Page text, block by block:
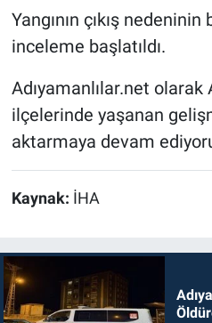
Yangının çıkış
inceleme başlatıldı.
Adıyamanlılar.net olarak
ilçelerinde yaşanan
aktarmaya devam
Kaynak: İHA